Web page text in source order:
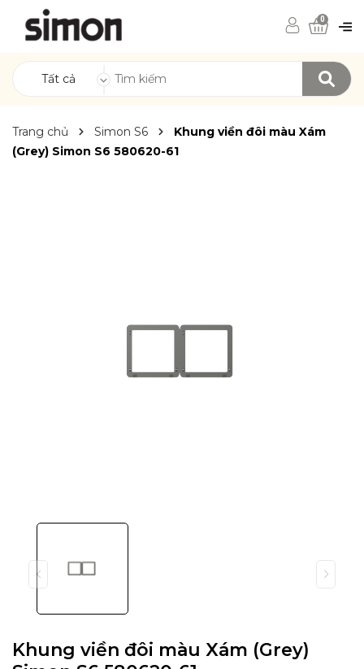
Tất cả
0
Trang chủ Simon S6
Khung viền đôi màu Xám
(Grey) Simon S6 580620-61
Khung viền đôi màu Xám (Grey)